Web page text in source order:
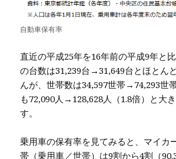
自動車保有率
直近の平成25年を16年前の平成9年と
の台数は31,239台→31,649台とほとん
んが、世帯数は34,597世帯→74,293世
も72,090人→128,628人（1.8倍）と大
す。
乗用車の保有率を見てみると、マイカ
帯（乗用車／世帯）は9割から4割（